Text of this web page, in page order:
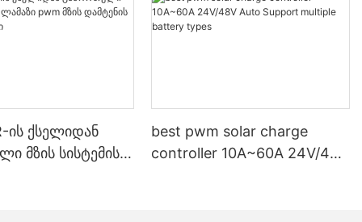
ის ქსელიდან
მზის სისტემის
best pwm solar charge
controller 10A~60A 24V/48V